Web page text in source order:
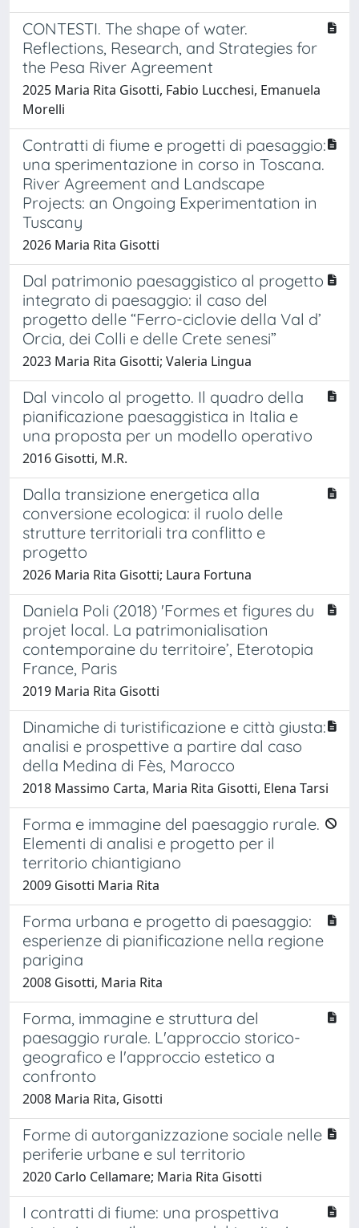
CONTESTI. The shape of water.
Reflections, Research, and Strategies for
the Pesa River Agreement
2025 Maria Rita Gisotti, Fabio Lucchesi, Emanuela
Morelli
Contratti di fiume e progetti di paesaggio:
una sperimentazione in corso in Toscana.
River Agreement and Landscape
Projects: an Ongoing Experimentation in
Tuscany
2026 Maria Rita Gisotti
Dal patrimonio paesaggistico al progetto
integrato di paesaggio: il caso del
progetto delle “Ferro-ciclovie della Val d’
Orcia, dei Colli e delle Crete senesi”
2023 Maria Rita Gisotti; Valeria Lingua
Dal vincolo al progetto. Il quadro della
pianificazione paesaggistica in Italia e
una proposta per un modello operativo
2016 Gisotti, M.R.
Dalla transizione energetica alla
conversione ecologica: il ruolo delle
strutture territoriali tra conflitto e
progetto
2026 Maria Rita Gisotti; Laura Fortuna
Daniela Poli (2018) 'Formes et figures du
projet local. La patrimonialisation
contemporaine du territoire’, Eterotopia
France, Paris
2019 Maria Rita Gisotti
Dinamiche di turistificazione e città giusta:
analisi e prospettive a partire dal caso
della Medina di Fès, Marocco
2018 Massimo Carta, Maria Rita Gisotti, Elena Tarsi
Forma e immagine del paesaggio rurale.
Elementi di analisi e progetto per il
territorio chiantigiano
2009 Gisotti Maria Rita
Forma urbana e progetto di paesaggio:
esperienze di pianificazione nella regione
parigina
2008 Gisotti, Maria Rita
Forma, immagine e struttura del
paesaggio rurale. L'approccio storico-
geografico e l'approccio estetico a
confronto
2008 Maria Rita, Gisotti
Forme di autorganizzazione sociale nelle
periferie urbane e sul territorio
2020 Carlo Cellamare; Maria Rita Gisotti
I contratti di fiume: una prospettiva